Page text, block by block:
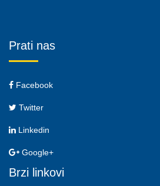
Prati nas
Facebook
Twitter
Linkedin
Google+
Brzi linkovi